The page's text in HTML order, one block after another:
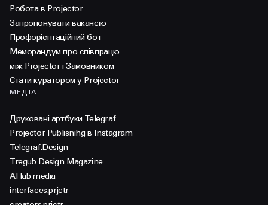
Робота в Projector
Запропонувати вакансію
Профорієнтаційний бот
Меморандум про співпрацю
між Projector і Замовником
Стати куратором у Projector
МЕДІА
Друковані артбуки Telegraf
Projector Publisnihg в Instagram
Telegraf.Design
Tregub Design Magazine
AI lab media
interfaces.prjctr